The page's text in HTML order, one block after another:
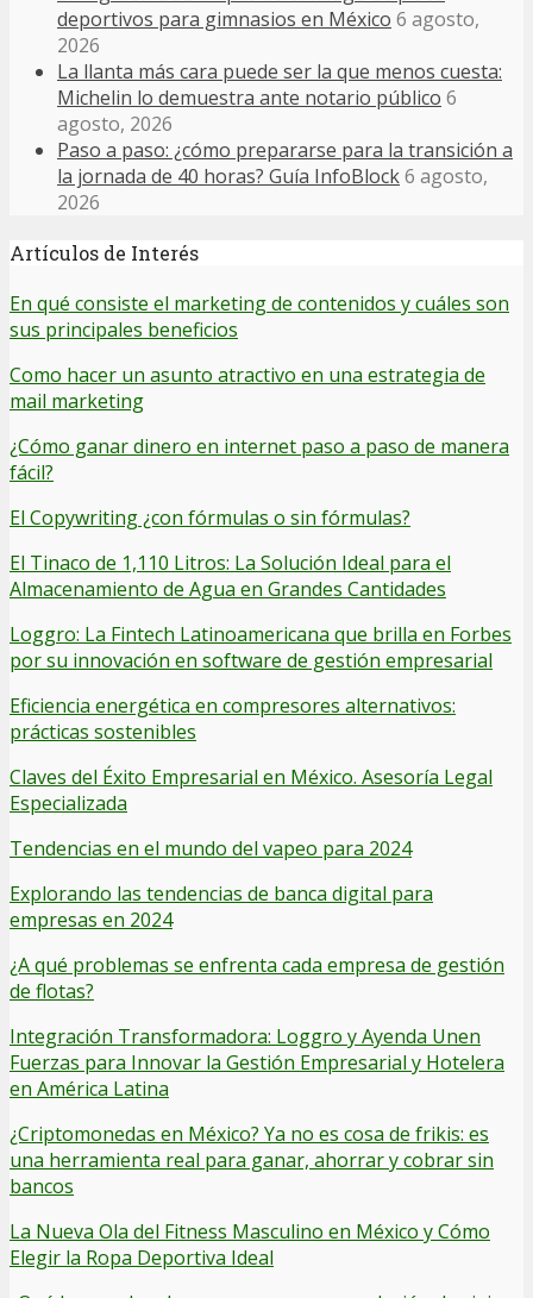
deportivos para gimnasios en México 6 agosto,
2026
La llanta más cara puede ser la que menos cuesta:
Michelin lo demuestra ante notario público 6
agosto, 2026
Paso a paso: ¿cómo prepararse para la transición a
la jornada de 40 horas? Guía InfoBlock6 agosto,
2026
Artículos de Interés
En qué consiste el marketing de contenidos y cuáles son
sus principales beneficios
Como hacer un asunto atractivo en una estrategia de
mail marketing
¿Cómo ganar dinero en internet paso a paso de manera
fácil?
El Copywriting ¿con fórmulas o sin fórmulas?
El Tinaco de 1,110 Litros: La Solución Ideal para el
Almacenamiento de Agua en Grandes Cantidades
Loggro: La Fintech Latinoamericana que brilla en Forbes
por su innovación en software de gestión empresarial
Eficiencia energética en compresores alternativos:
prácticas sostenibles
Claves del Éxito Empresarial en México. Asesoría Legal
Especializada
Tendencias en el mundo del vapeo para 2024
Explorando las tendencias de banca digital para
empresas en 2024
¿A qué problemas se enfrenta cada empresa de gestión
de flotas?
Integración Transformadora: Loggro y Ayenda Unen
Fuerzas para Innovar la Gestión Empresarial y Hotelera
en América Latina
¿Criptomonedas en México? Ya no es cosa de frikis: es
una herramienta real para ganar, ahorrar y cobrar sin
bancos
La Nueva Ola del Fitness Masculino en México y Cómo
Elegir la Ropa Deportiva Ideal